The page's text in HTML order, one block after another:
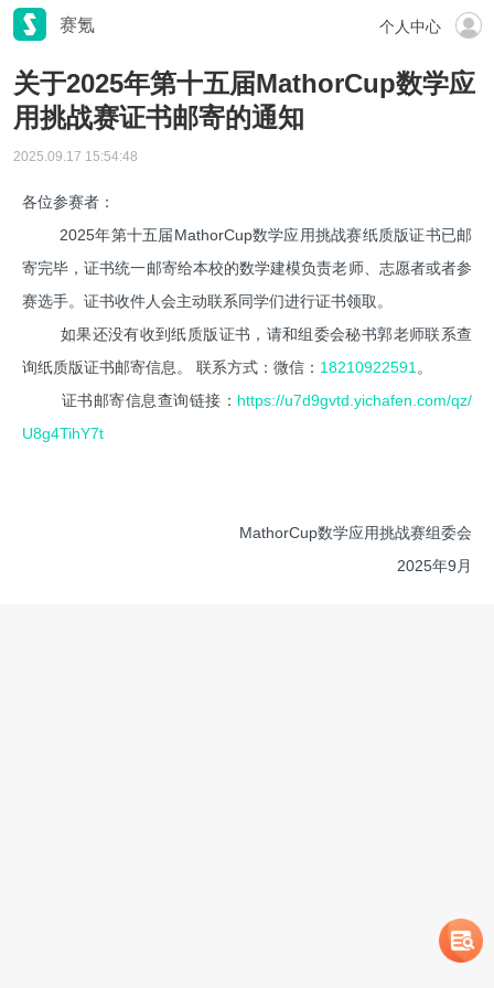
赛氪 个人中心
关于2025年第十五届MathorCup数学应
用挑战赛证书邮寄的通知
2025.09.17 15:54:48
各位参赛者：
2025年第十五届MathorCup数学应用挑战赛纸质版证书已邮
寄完毕，证书统一邮寄给本校的数学建模负责老师、志愿者或者参
赛选手。证书收件人会主动联系同学们进行证书领取。
如果还没有收到纸质版证书，请和组委会秘书郭老师联系查
询纸质版证书邮寄信息。 联系方式：微信： 18210922591 。
证书邮寄信息查询链接： https://u7d9gvtd.yichafen.com/qz/
U8g4TihY7t
MathorCup数学应用挑战赛组委会
2025年9月